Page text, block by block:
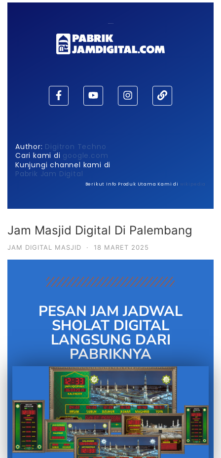
Author: Digitron Techno
Cari kami di google.com
Kunjungi channel kami di
Pabrik Jam Digital
Berikut Info Produk Utama Kami di wikipedia
Jam Masjid Digital Di Palembang
JAM DIGITAL MASJID · 18 MARET 2025
PESAN JAM JADWAL
SHOLAT DIGITAL
LANGSUNG DARI
PABRIKNYA